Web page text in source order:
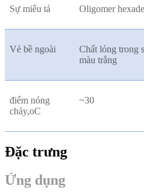
Sự miêu tả Oligomer
Vẻ bề ngoài
Chất lỏng trong
màu trắng
điểm nóng
chảy,oC
~30
Đặc trưng
Ứng dụng